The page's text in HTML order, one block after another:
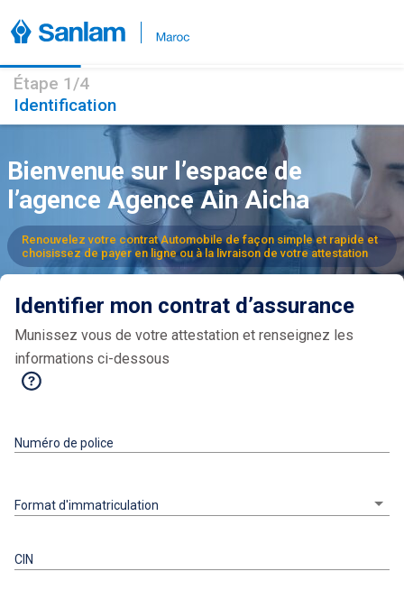
Étape 1 /4
Identification
Bienvenue sur l’espace de
l’agence Agence Ain Aicha​
Renouvelez votre contrat Automobile de façon simple et rapide et
choisissez de payer en ligne ou à la livraison de votre attestation
Identifier mon contrat d’assurance​
Munissez vous de votre attestation et renseignez les
informations ci-dessous
Numéro de police
Format d'immatriculation
CIN